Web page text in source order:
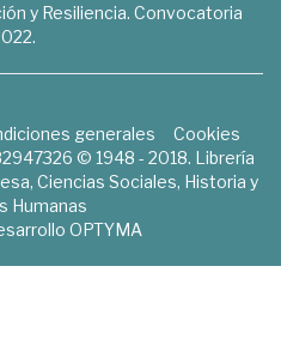
y Resiliencia. Convocatoria
generales
Cookies
© 1948 - 2018. Librería
Ciencias Sociales, Historia y
Humanas
OPTYMA